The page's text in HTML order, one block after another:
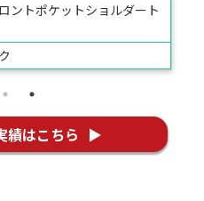
ントポケットショルダート
績はこちら